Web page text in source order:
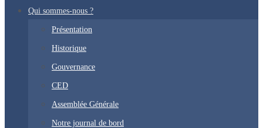
vers
Qui sommes-nous ?
Présentation
Historique
Gouvernance
CED
Assemblée Générale
Notre journal de bord